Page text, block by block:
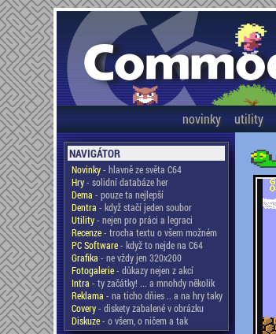
novinky utility
NAVIGÁTOR
Novinky- hlavně ze světa C64
Hry- solidní databáze her
Dema - pouze ta nejlepší
Dentra - když stačí jeden soubor
Utility- nejen pro práci a legraci
Recenze- trocha textu o všem možném
PC Software- když to nejde na C64
Grafika - ne vždy jen 320x200
Fotogalerie- důkazy nejen z akcí
Intra - ty začátky! ... a mnohdy několik
Reklama - na ticho dňies .. a na hry taky
Covery- diskety zabalené v obrázku
Diskuze- o všem, o ničem a tak